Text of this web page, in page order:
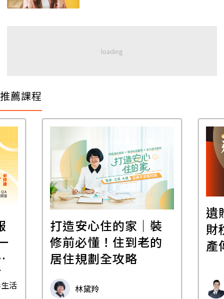
推薦課程
活
打造安心住的家｜裝
修前必懂！住到老的
居住規劃全攻略
林黛羚
遺
財
產